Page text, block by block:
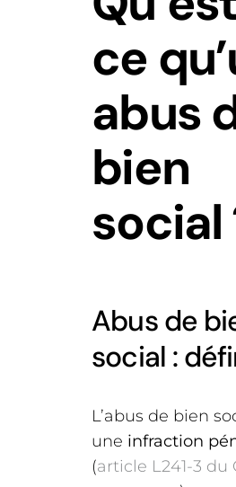
ce
abus
bien
social
Abus de
social :
L’abus de bien
une infraction
(article L241-3 du